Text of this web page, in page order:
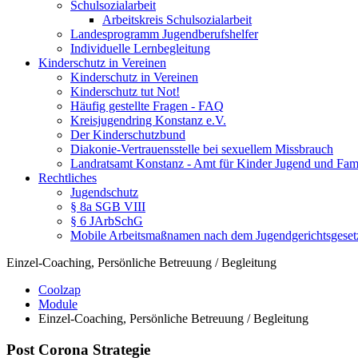
Schulsozialarbeit
Arbeitskreis Schulsozialarbeit
Landesprogramm Jugendberufshelfer
Individuelle Lernbegleitung
Kinderschutz in Vereinen
Kinderschutz in Vereinen
Kinderschutz tut Not!
Häufig gestellte Fragen - FAQ
Kreisjugendring Konstanz e.V.
Der Kinderschutzbund
Diakonie-Vertrauensstelle bei sexuellem Missbrauch
Landratsamt Konstanz - Amt für Kinder Jugend und
Rechtliches
Jugendschutz
§ 8a SGB VIII
§ 6 JArbSchG
Mobile Arbeitsmaßnamen nach dem
Einzel-Coaching, Persönliche Betreuung / Begleitung
Coolzap
Module
Einzel-Coaching, Persönliche Betreuung / Begleitung
Post Corona Strategie